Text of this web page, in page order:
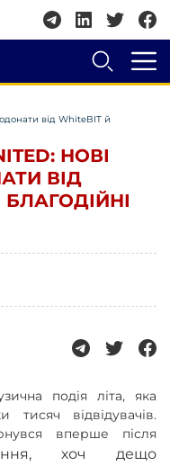
від WhiteBIT й
НОВІ
ВІД
БЛАГОДІЙНІ
подія літа, яка
тисяч відвідувачів.
вперше після
хоч дещо